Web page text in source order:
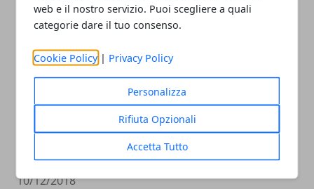
web e il nostro servizio. Puoi scegliere a quali
categorie dare il tuo consenso.
Cookie Policy | Privacy Policy
Personalizza
Rifiuta Opzionali
Accetta Tutto
Racchette da tennis: quanto incidono
sul gioco del principiante
10/12/2018